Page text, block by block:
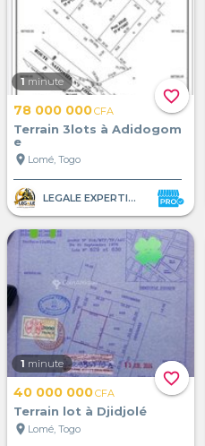
favorite_border
1 minute
78 000 000CFA
Terrain 3lots à Adidogom
e
location_on Lomé, Togo
LEGALE EXPERTISE AFRIQUE
favorite_border
1 minute
40 000 000CFA
Terrain lot à Djidjolé
location_on Lomé, Togo